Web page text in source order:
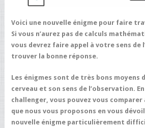
Voici une nouvelle énigme pour faire
Si vous n’aurez pas de calculs
vous devrez faire appel à votre sens de
trouver la bonne réponse.
Les énigmes sont de très bons moyens
cerveau et son sens de l’observation.
challenger, vous pouvez vous comparer
que nous vous proposons en vous
nouvelle énigme particulièrement